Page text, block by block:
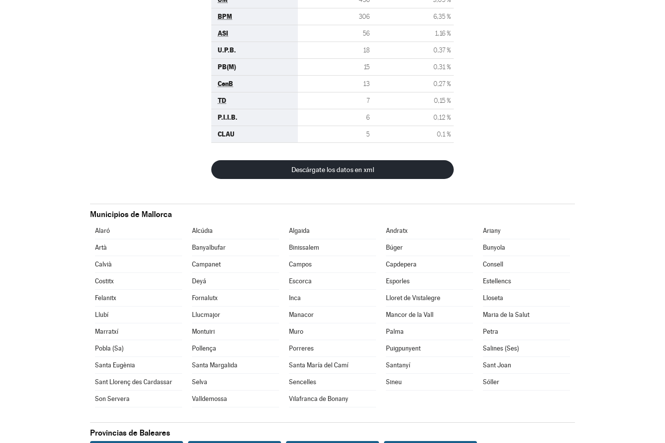
BPM 306 6,35 %
ASI 56 1,16 %
U.P.B. 18 0,37 %
PB(M) 15 0,31 %
CenB 13 0,27 %
TD 7 0,15 %
P.I.I.B. 6 0,12 %
CLAU 5 0,1 %
Descárgate los datos en xml
Municipios de Mallorca
Alaró Alcúdia Algaida Andratx Ariany
Artà Banyalbufar Binissalem Búger Bunyola
Calvià Campanet Campos Capdepera Consell
Costitx Deyá Escorca Esporles Estellencs
Felanitx Fornalutx Inca Lloret de Vistalegre Lloseta
Llubí Llucmajor Manacor Mancor de la Vall Maria de la Salut
Marratxí Montuïri Muro Palma Petra
Pobla (Sa) Pollença Porreres Puigpunyent Salines (Ses)
Santa Eugènia Santa Margalida Santa María del Camí Santanyí Sant Joan
Sant Llorenç des Cardassar Selva Sencelles Sineu Sóller
Son Servera Valldemossa Vilafranca de Bonany
Provincias de Baleares